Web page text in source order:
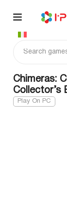
content
Chimeras:
Collector’s
Play On PC